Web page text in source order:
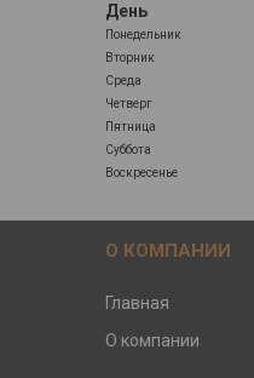
День
Понедельник
Вторник
Среда
Четверг
Пятница
Суббота
Воскресенье
О КОМПАНИИ
Главная
О компании